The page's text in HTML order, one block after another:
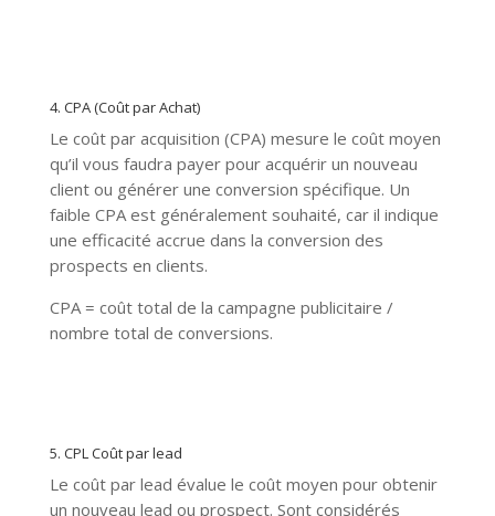
4. CPA (Coût par Achat)
Le coût par acquisition (CPA) mesure le coût moyen
qu’il vous faudra payer pour acquérir un nouveau
client ou générer une conversion spécifique. Un
faible CPA est généralement souhaité, car il indique
une efficacité accrue dans la conversion des
prospects en clients.
CPA = coût total de la campagne publicitaire /
nombre total de conversions.
5. CPL Coût par lead
Le coût par lead évalue le coût moyen pour obtenir
un nouveau lead ou prospect. Sont considérés